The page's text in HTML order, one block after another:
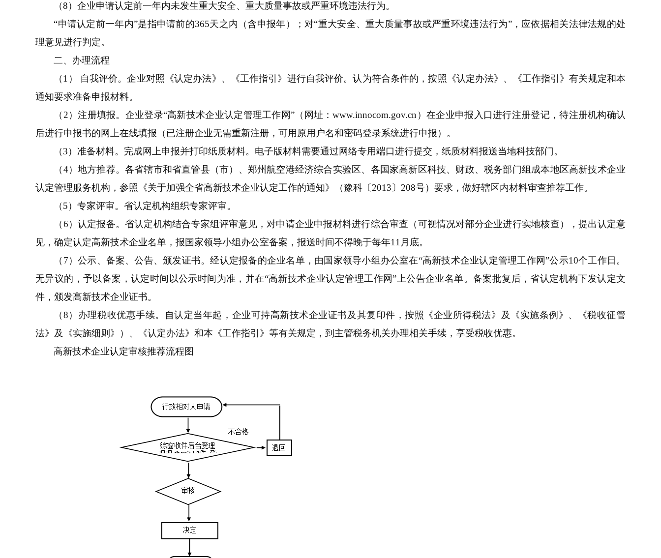
（8）企业申请认定前一年内未发生重大安全、重大质量事故或严重环境违法行为。
“申请认定前一年内”是指申请前的365天之内（含申报年）；对“重大安全、重大质量事故或严重环境违法行为”，应依据相关法律法规的处
理意见进行判定。
二、办理流程
（1） 自我评价。企业对照《认定办法》、《工作指引》进行自我评价。认为符合条件的，按照《认定办法》、《工作指引》有关规定和本
通知要求准备申报材料。
（2）注册填报。企业登录“高新技术企业认定管理工作网”（网址：www.innocom.gov.cn）在企业申报入口进行注册登记，待注册机构确认
后进行申报书的网上在线填报（已注册企业无需重新注册，可用原用户名和密码登录系统进行申报）。
（3）准备材料。完成网上申报并打印纸质材料。电子版材料需要通过网络专用端口进行提交，纸质材料报送当地科技部门。
（4）地方推荐。各省辖市和省直管县（市）、郑州航空港经济综合实验区、各国家高新区科技、财政、税务部门组成本地区高新技术企业
认定管理服务机构，参照《关于加强全省高新技术企业认定工作的通知》（豫科〔2013〕208号）要求，做好辖区内材料审查推荐工作。
（5）专家评审。省认定机构组织专家评审。
（6）认定报备。省认定机构结合专家组评审意见，对申请企业申报材料进行综合审查（可视情况对部分企业进行实地核查），提出认定意
见，确定认定高新技术企业名单，报国家领导小组办公室备案，报送时间不得晚于每年11月底。
（7）公示、备案、公告、颁发证书。经认定报备的企业名单，由国家领导小组办公室在“高新技术企业认定管理工作网”公示10个工作日。
无异议的，予以备案，认定时间以公示时间为准，并在“高新技术企业认定管理工作网”上公告企业名单。备案批复后，省认定机构下发认定文
件，颁发高新技术企业证书。
（8）办理税收优惠手续。自认定当年起，企业可持高新技术企业证书及其复印件，按照《企业所得税法》及《实施条例》、《税收征管
法》及《实施细则》）、《认定办法》和本《工作指引》等有关规定，到主管税务机关办理相关手续，享受税收优惠。
高新技术企业认定审核推荐流程图